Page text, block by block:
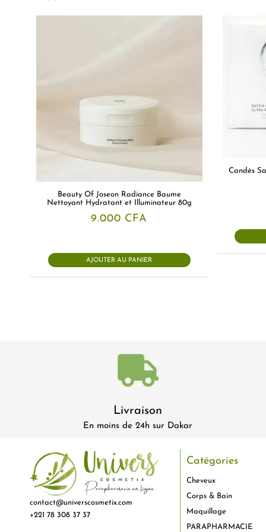
Beauty Of Joseon Radiance Baume
Nettoyant Hydratant et Illuminateur 80g
9.000 CFA
AJOUTER AU PANIER
Candés
Livraison
En moins de 24h sur Dakar
contact@universcosmetix.com
+221 78 308 37 37
Catégories
Cheveux
Corps & Bain
Maquillage
PARAPHARMACIE